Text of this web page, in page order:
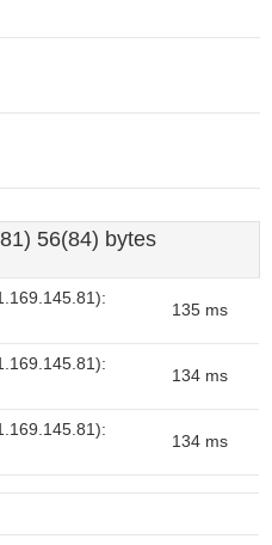
56(84) bytes
135 ms
134 ms
134 ms